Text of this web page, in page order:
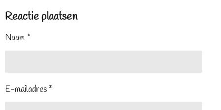
Reactie plaatsen
Naam *
E-mailadres *